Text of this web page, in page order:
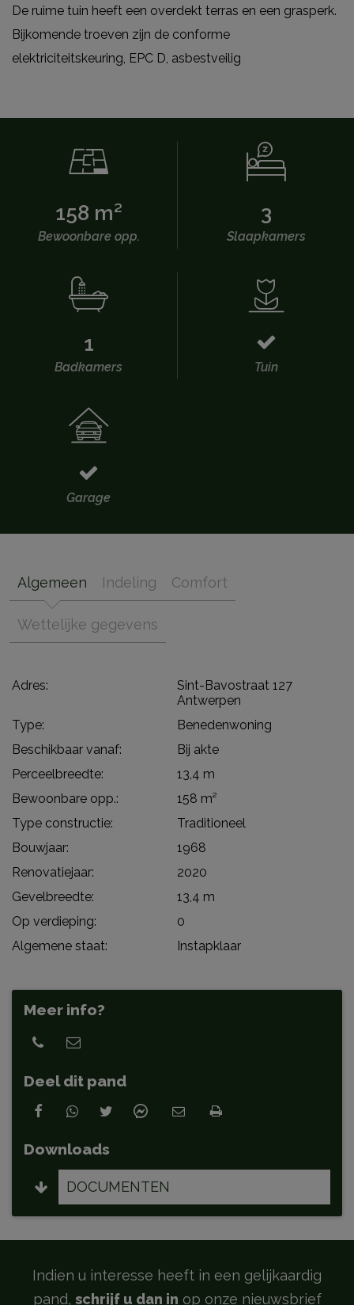
De ruime tuin heeft een overdekt terras en een grasperk.
Bijkomende troeven zijn de conforme
elektriciteitskeuring, EPC D, asbestveilig
158 m²
Bewoonbare opp.
3
Slaapkamers
1
Badkamers Tuin
Garage
Algemeen Indeling Comfort
Wettelijke gegevens
Adres:
Sint-Bavostraat 127
Antwerpen
Type:
Benedenwoning
Beschikbaar vanaf:
Bij akte
Perceelbreedte:
13,4 m
Bewoonbare opp.:
158 m²
Type constructie:
Traditioneel
Bouwjaar:
1968
Renovatiejaar:
2020
Gevelbreedte:
13,4 m
Op verdieping:
0
Algemene staat:
Instapklaar
Meer info?
Deel dit pand
Downloads
DOCUMENTEN
Indien u interesse heeft in een gelijkaardig
pand, schrijf u dan in op onze nieuwsbrief